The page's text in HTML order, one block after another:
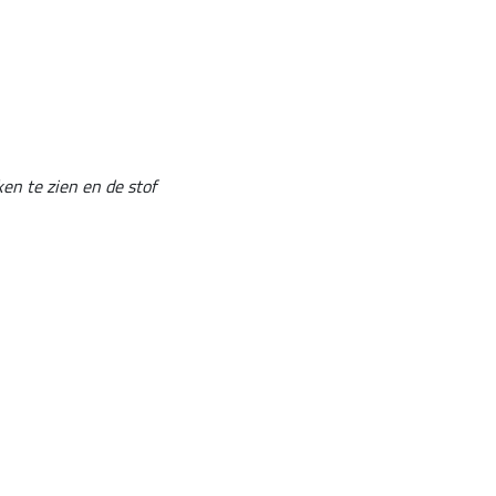
te zien en de stof